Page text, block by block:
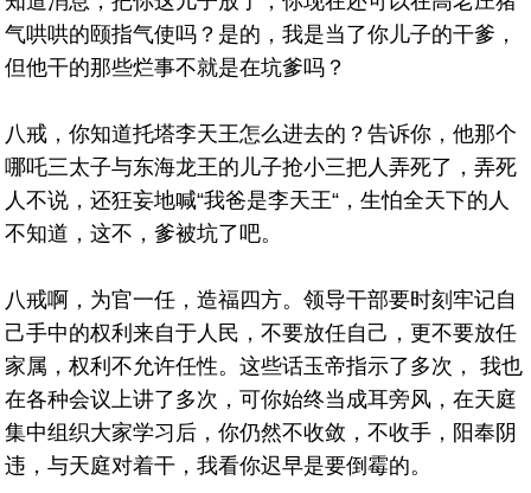
气哄哄的颐指气使吗？是的，我是当了你儿子的干爹，
但他干的那些烂事不就是在坑爹吗？
八戒，你知道托塔李天王怎么进去的？告诉你，他那个
哪吒三太子与东海龙王的儿子抢小三把人弄死了，弄死
人不说，还狂妄地喊“我爸是李天王“，生怕全天下的人
不知道，这不，爹被坑了吧。
八戒啊，为官一任，造福四方。领导干部要时刻牢记自
己手中的权利来自于人民，不要放任自己，更不要放任
家属，权利不允许任性。这些话玉帝指示了多次， 我也
在各种会议上讲了多次，可你始终当成耳旁风，在天庭
集中组织大家学习后，你仍然不收敛，不收手，阳奉阴
违，与天庭对着干，我看你迟早是要倒霉的。